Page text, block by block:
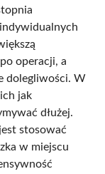
po operacji, a
dolegliwości. W
jak
dłużej.
stosować
w miejscu